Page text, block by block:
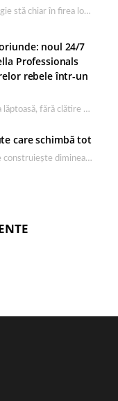
Sunt locuri a căror magie stă chiar în firea lor naturală, iar Lacul Ursu din…
noul 24/7
Professionals
rebele într-un
Un leave in sub forma lăptoasă, fără clătire care completează rutina Ultimate Smooth și transformă…
care schimbă tot
Eleganța masculină se construiește dimineața, în câteva minute și cu produsele potrivite. O rutină de…